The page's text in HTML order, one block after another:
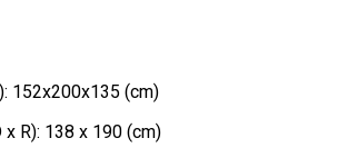
152x200x135 (cm)
x R): 138 x 190 (cm)